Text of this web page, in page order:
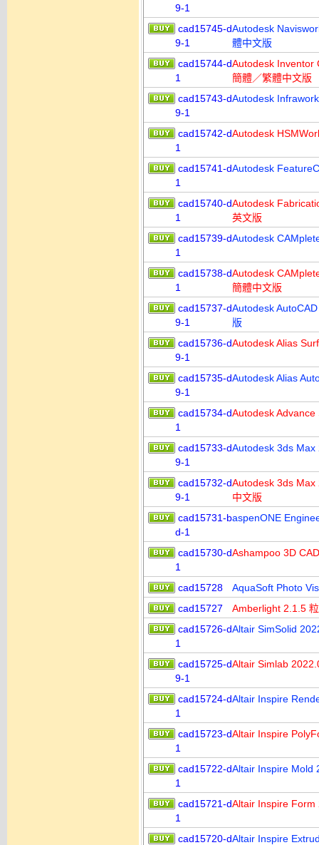
9-1
cad15745-d
9-1
Autodesk
體中文版
cad15744-d
1
Autodesk Inventor
簡體／繁體中文版
cad15743-d
9-1
Autodesk
cad15742-d
1
Autodesk
cad15741-d
1
Autodesk
cad15740-d
1
Autodesk
英文版
cad15739-d
1
Autodesk
cad15738-d
1
Autodesk
簡體中文版
cad15737-d
9-1
Autodesk
版
cad15736-d
9-1
Autodesk Alias
cad15735-d
9-1
Autodesk Alias
cad15734-d
1
Autodesk
cad15733-d
9-1
Autodesk 3ds Max
cad15732-d
9-1
Autodesk 3ds Max
中文版
cad15731-b
d-1
aspenONE
cad15730-d
1
Ashampoo 3D
cad15728
AquaSoft Photo
cad15727
Amberlight 2.1.5
cad15726-d
1
Altair SimSolid
cad15725-d
9-1
Altair Simlab
cad15724-d
1
Altair Inspire
cad15723-d
1
Altair Inspire
cad15722-d
1
Altair Inspire Mold
cad15721-d
1
Altair Inspire Form
cad15720-dAltair Inspire